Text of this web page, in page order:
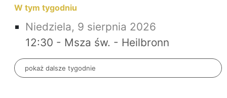
W tym tygodniu
Niedziela, 9 sierpnia 2026
12:30 - Msza św. - Heilbronn
pokaż dalsze tygodnie